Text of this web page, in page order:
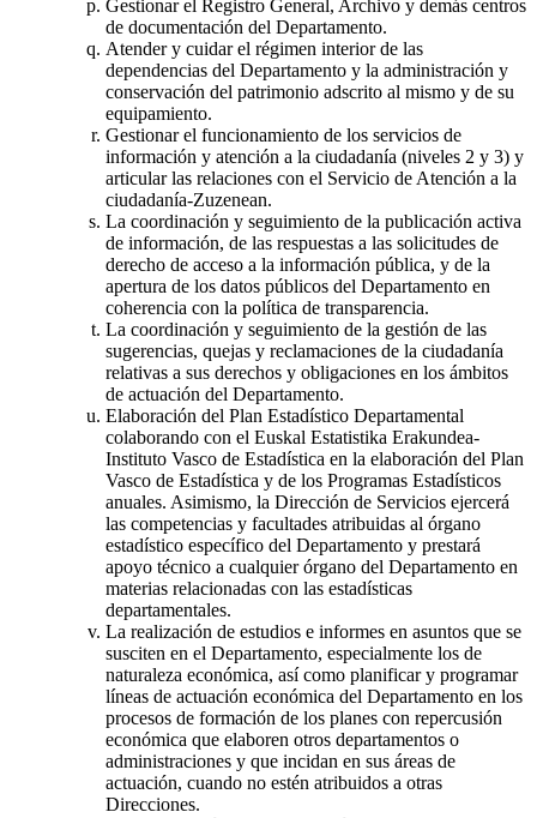
Gestionar el Registro General, Archivo y demás centros
de documentación del Departamento.
Atender y cuidar el régimen interior de las
dependencias del Departamento y la administración y
conservación del patrimonio adscrito al mismo y de su
equipamiento.
Gestionar el funcionamiento de los servicios de
información y atención a la ciudadanía (niveles 2 y 3) y
articular las relaciones con el Servicio de Atención a la
ciudadanía-Zuzenean.
La coordinación y seguimiento de la publicación activa
de información, de las respuestas a las solicitudes de
derecho de acceso a la información pública, y de la
apertura de los datos públicos del Departamento en
coherencia con la política de transparencia.
La coordinación y seguimiento de la gestión de las
sugerencias, quejas y reclamaciones de la ciudadanía
relativas a sus derechos y obligaciones en los ámbitos
de actuación del Departamento.
Elaboración del Plan Estadístico Departamental
colaborando con el Euskal Estatistika Erakundea-
Instituto Vasco de Estadística en la elaboración del Plan
Vasco de Estadística y de los Programas Estadísticos
anuales. Asimismo, la Dirección de Servicios ejercerá
las competencias y facultades atribuidas al órgano
estadístico específico del Departamento y prestará
apoyo técnico a cualquier órgano del Departamento en
materias relacionadas con las estadísticas
departamentales.
La realización de estudios e informes en asuntos que se
susciten en el Departamento, especialmente los de
naturaleza económica, así como planificar y programar
líneas de actuación económica del Departamento en los
procesos de formación de los planes con repercusión
económica que elaboren otros departamentos o
administraciones y que incidan en sus áreas de
actuación, cuando no estén atribuidos a otras
Direcciones.